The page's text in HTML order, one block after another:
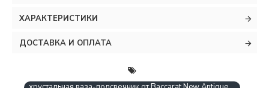
ХАРАКТЕРИСТИКИ
ДОСТАВКА И ОПЛАТА